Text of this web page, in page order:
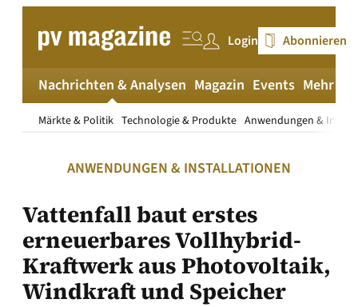
springen
Login Abonnieren
Nachrichten & Analysen
Märkte & Politik Technologie & Produkte Anwendungen &
Magazin Events Mehr
ANWENDUNGEN & INSTALLATIONEN
Vattenfall baut erstes
erneuerbares Vollhybrid-
Kraftwerk aus Photovoltaik,
Windkraft und Speicher